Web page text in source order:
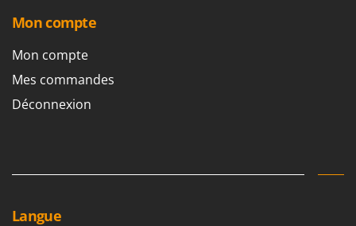
Mon compte
Mon compte
Mes commandes
Déconnexion
Langue